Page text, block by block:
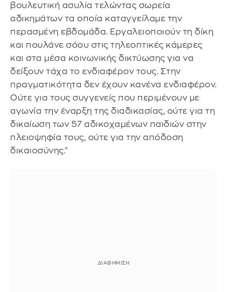
βουλευτική ασυλία τελώντας σωρεία
αδικημάτων τα οποία καταγγείλαμε την
περασμένη εβδομάδα. Εργαλειοποιούν τη δίκη
και πουλάνε σόου στις τηλεοπτικές κάμερες
και στα μέσα κοινωνικής δικτύωσης για να
δείξουν τάχα το ενδιαφέρον τους. Στην
πραγματικότητα δεν έχουν κανένα ενδιαφέρον.
Ούτε για τους συγγενείς που περιμένουν με
αγωνία την έναρξη της διαδικασίας, ούτε για τη
δικαίωση των 57 αδικοχαμένων παιδιών στην
πλειοψηφία τους, ούτε για την απόδοση
δικαιοσύνης."